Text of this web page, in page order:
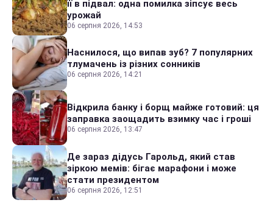
її в підвал: одна помилка зіпсує весь
урожай
06 серпня 2026, 14:53
Наснилося, що випав зуб? 7 популярних
тлумачень із різних сонників
06 серпня 2026, 14:21
Відкрила банку і борщ майже готовий: ця
заправка заощадить взимку час і гроші
06 серпня 2026, 13:47
Де зараз дідусь Гарольд, який став
зіркою мемів: бігає марафони і може
стати президентом
06 серпня 2026, 12:51